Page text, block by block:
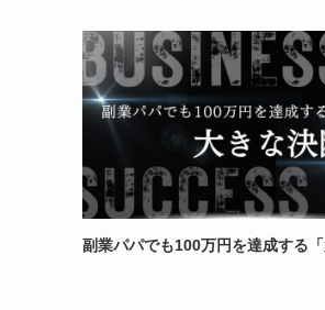
副業パパでも100万円を達成する「